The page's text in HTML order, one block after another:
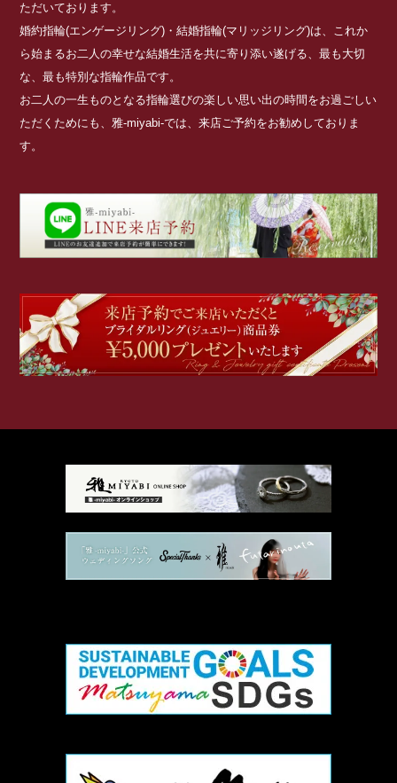
ただいております。
婚約指輪(エンゲージリング)・結婚指輪(マリッジリング)は、これか
ら始まるお二人の幸せな結婚生活を共に寄り添い遂げる、最も大切
な、最も特別な指輪作品です。
お二人の一生ものとなる指輪選びの楽しい思い出の時間をお過ごしい
ただくためにも、雅-miyabi-では、来店ご予約をお勧めしておりま
す。